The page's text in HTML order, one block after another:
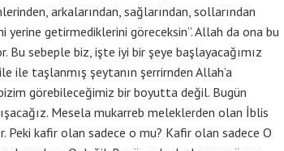
arkalarından, sağlarından, sollarından
getirmediklerini göreceksin”. Allah da ona bu
Bu sebeple biz, işte iyi bir şeye başlayacağımız
ile taşlanmış şeytanın şerrirnden Allah’a
görebileceğimiz bir boyutta değil. Bugün
Mesela mukarreb meleklerden olan İblis
Peki kafir olan sadece o mu? Kafir olan sadece O